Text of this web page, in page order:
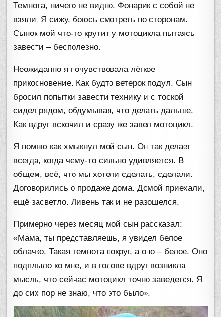
Темнота, ничего не видно. Фонарик с собой не
взяли. Я сижу, боюсь смотреть по сторонам.
Сынок мой что-то крутит у мотоцикла пытаясь
завести – бесполезно.
Неожиданно я почувствовала лёгкое
прикосновение. Как будто ветерок подул. Сын
бросил попытки завести технику и с тоской
сидел рядом, обдумывая, что делать дальше.
Как вдруг вскочил и сразу же завел мотоцикл.
Я помню как хмыкнул мой сын. Он так делает
всегда, когда чему-то сильно удивляется. В
общем, всё, что мы хотели сделать, сделали.
Договорились о продаже дома. Домой приехали,
ещё засветло. Ливень так и не разошелся.
Примерно через месяц мой сын рассказал:
«Мама, ты представляешь, я увидел белое
облачко. Такая темнота вокруг, а оно – белое. Оно
подплыло ко мне, и в голове вдруг возникла
мысль, что сейчас мотоцикл точно заведется. Я
до сих пор не знаю, что это было».